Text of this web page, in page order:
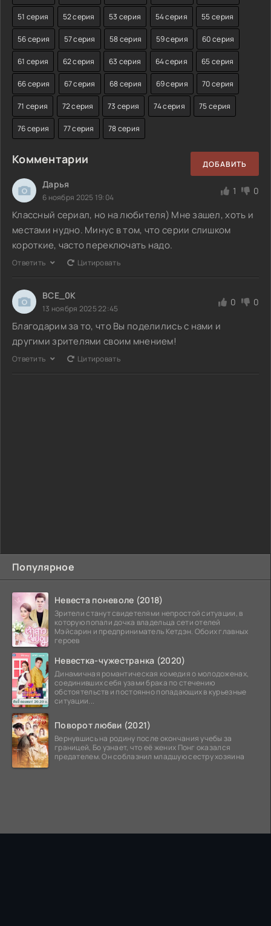
Популярное
Невеста поневоле (2018)
Зрители станут свидетелями непростой ситуации, в
которую попали дочка владельца сети отелей
Мэйсарин и предприниматель Кетдэн. Обоих главных
героев
Невестка-чужестранка (2020)
Динамичная романтическая комедия о молодоженах,
соединивших себя узами брака по стечению
обстоятельств и постоянно попадающих в курьезные
ситуации...
Поворот любви (2021)
Вернувшись на родину после окончания учебы за
границей, Бо узнает, что её жених Понг оказался
предателем. Он соблазнил младшую сестру хозяина
51 серия 52 серия 53 серия 54 серия 55 серия
56 серия 57 серия 58 серия 59 серия 60 серия
61 серия 62 серия 63 серия 64 серия 65 серия
66 серия 67 серия 68 серия 69 серия 70 серия
71 серия 72 серия 73 серия 74 серия 75 серия
76 серия 77 серия 78 серия
Комментарии ДОБАВИТЬ
Дарья
6 ноября 2025 19:04
1 0
Классный сериал, но на любителя) Мне зашел, хоть и
местами нудно. Минус в том, что серии слишком
короткие, часто переключать надо.
Ответить Цитировать
BCE_0K
13 ноября 2025 22:45
0 0
Благодарим за то, что Вы поделились с нами и
другими зрителями своим мнением!
Ответить Цитировать